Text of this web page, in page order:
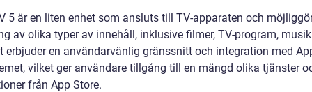
5 är en liten enhet som ansluts till TV-apparaten och
av olika typer av innehåll, inklusive filmer, TV-program,
erbjuder en användarvänlig gränssnitt och integration med
vilket ger användare tillgång till en mängd olika tjänster
från App Store.